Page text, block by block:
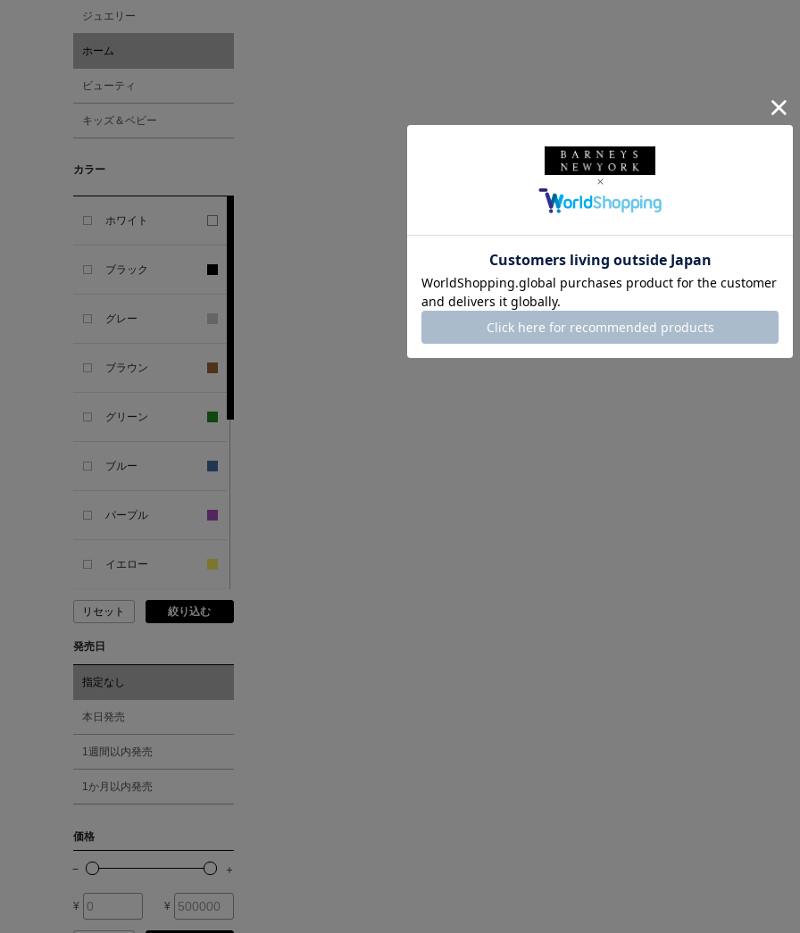
ALTEA
AMOMENTO
ANCIENT GREEK
ATELIER AMBOISE
FIRENZE
ジュエリー
ホーム
ビューティ
キッズ＆ベビー
カラー
ホワイト
ブラック
グレー
ブラウン
グリーン
ブルー
パープル
イエロー
ピンク
レッド
オレンジ
シルバー
リセット 絞り込む
発売日
指定なし
本日発売
1週間以内発売
1か月以内発売
価格
¥ ¥